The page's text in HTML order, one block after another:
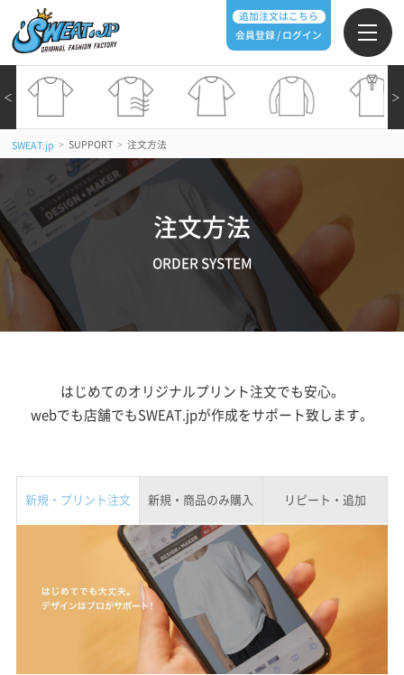
追加注文はこちら
会員登録 / ログイン
＞
＜
SWEAT.jp > SUPPORT > 注文方法
注文方法
ORDER SYSTEM
はじめてのオリジナルプリント注文でも安心。
webでも店舗でもSWEAT.jpが作成をサポート致します。
新規・プリント注文 新規・商品のみ購入 リピート・追加